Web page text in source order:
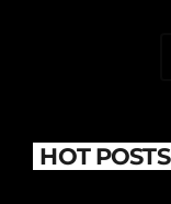
HOT POSTS